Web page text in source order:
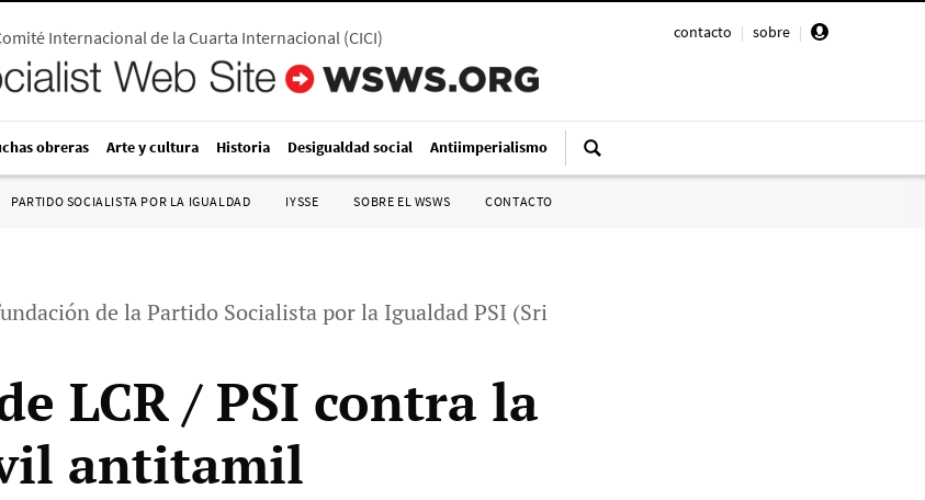
contacto | sobre |
Internacional de la Cuarta Internacional (CICI)
obreras Arte y cultura Historia Desigualdad social Antiimperialismo
PARTIDO SOCIALISTA POR LA IGUALDAD IYSSE SOBRE EL WSWS CONTACTO
de la Partido Socialista por la Igualdad PSI (Sri
LCR / PSI contra la
antitamil